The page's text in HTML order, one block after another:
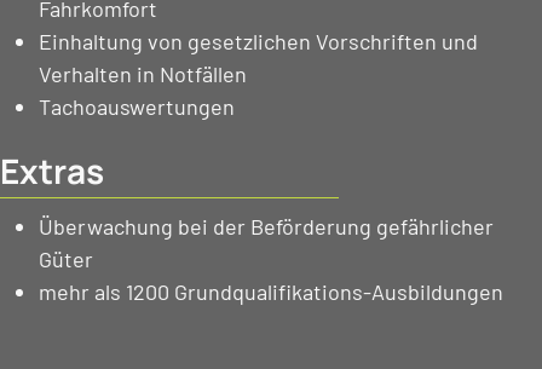
Fahrkomfort
Einhaltung von gesetzlichen Vorschriften und
Verhalten in Notfällen
Tachoauswertungen
Extras
Überwachung bei der Beförderung gefährlicher
Güter
mehr als 1200 Grundqualifikations-Ausbildungen